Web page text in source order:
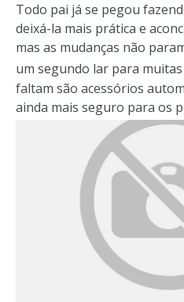
Todo pai já se pegou
deixá-la mais prática e
mas as mudanças não
um segundo lar para muitas
faltam são acessórios
ainda mais seguro para os